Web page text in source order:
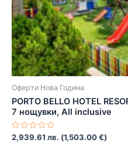
Оферти Нова Година
PORTO BELLO HOTEL
7 нощувки, All inclusive
Оценено
2,939.61 лв. (1,503.00€)